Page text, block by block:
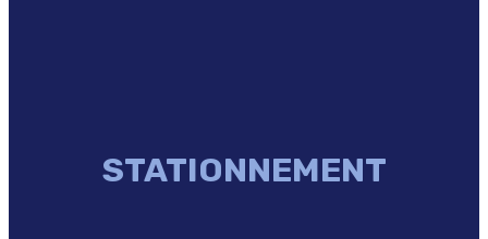
STATIONNEMENT